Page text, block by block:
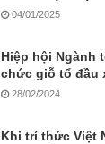
04/01/2025
Hiệp hội Ngành
chức giỗ tổ đầu
28/02/2024
Khi trí thức Việt